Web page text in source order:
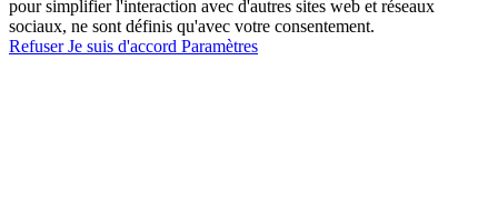
pour simplifier l'interaction avec d'autres sites web et réseaux
sociaux, ne sont définis qu'avec votre consentement.
RefuserJe suis d'accord Paramètres